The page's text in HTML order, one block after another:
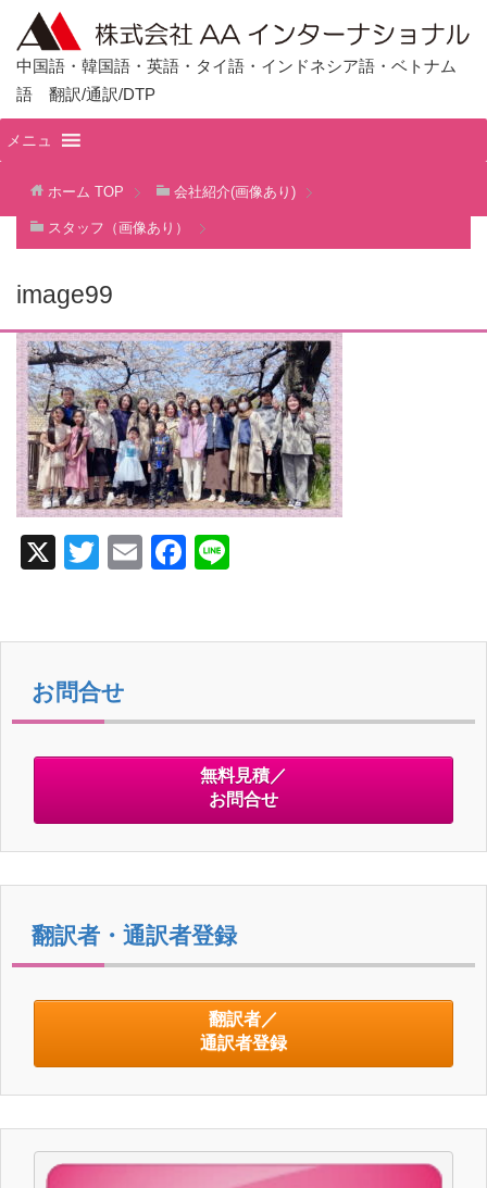
中国語・韓国語・英語・タイ語・インドネシア語・ベトナム
語 翻訳/通訳/DTP
メニュ
ホーム TOP 会社紹介(画像あり)
スタッフ（画像あり）
image99
X
T
E
F
o
o
k
お問合せ
無料見積／
お問合せ
翻訳者・通訳者登録
翻訳者／
通訳者登録